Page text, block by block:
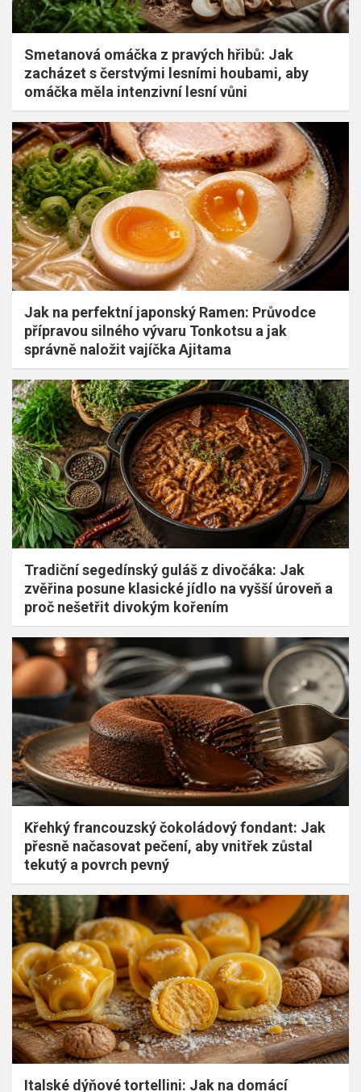
Smetanová omáčka z pravých hřibů: Jak
zacházet s čerstvými lesními houbami, aby
omáčka měla intenzivní lesní vůni
Jak na perfektní japonský Ramen: Průvodce
přípravou silného vývaru Tonkotsu a jak
správně naložit vajíčka Ajitama
Tradiční segedínský guláš z divočáka: Jak
zvěřina posune klasické jídlo na vyšší úroveň a
proč nešetřit divokým kořením
Křehký francouzský čokoládový fondant: Jak
přesně načasovat pečení, aby vnitřek zůstal
tekutý a povrch pevný
Italské dýňové tortellini: Jak na domácí